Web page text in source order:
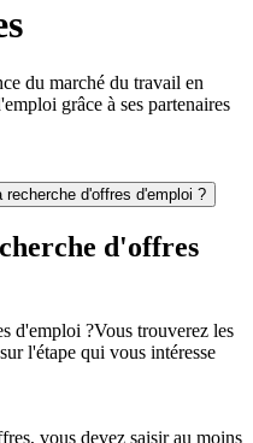
du marché du travail en
grâce à ses partenaires
recherche d'offres d'emploi ?
d'offres
d'emploi ?Vous trouverez les
l'étape qui vous intéresse
vous devez saisir au moins